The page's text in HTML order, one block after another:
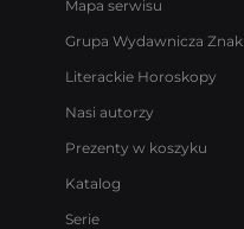
Mapa serwisu
Grupa Wydawnicza Znak
Literackie Horoskopy
Nasi autorzy
Prezenty w koszyku
Katalog
Serie